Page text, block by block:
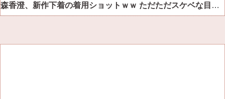
森香澄、新作下着の着用ショットｗｗ ただただスケベな目でしか見れんだろ！！